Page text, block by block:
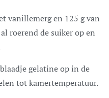
vanillemerg en 125 g van
roerend de suiker op en
gelatine op in de
tot kamertemperatuur.